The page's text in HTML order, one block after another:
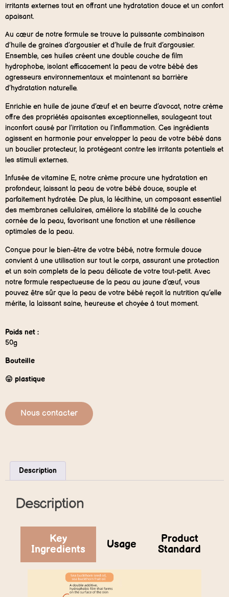
irritants externes tout en offrant une hydratation douce et un confort
apaisant.
Au cœur de notre formule se trouve la puissante combinaison
d’huile de graines d’argousier et d’huile de fruit d’argousier.
Ensemble, ces huiles créent une double couche de film
hydrophobe, isolant efficacement la peau de votre bébé des
agresseurs environnementaux et maintenant sa barrière
d’hydratation naturelle.
Enrichie en huile de jaune d’œuf et en beurre d’avocat, notre crème
offre des propriétés apaisantes exceptionnelles, soulageant tout
inconfort causé par l’irritation ou l’inflammation. Ces ingrédients
agissent en harmonie pour envelopper la peau de votre bébé dans
un bouclier protecteur, la protégeant contre les irritants potentiels et
les stimuli externes.
Infusée de vitamine E, notre crème procure une hydratation en
profondeur, laissant la peau de votre bébé douce, souple et
parfaitement hydratée. De plus, la lécithine, un composant essentiel
des membranes cellulaires, améliore la stabilité de la couche
cornée de la peau, favorisant une fonction et une résilience
optimales de la peau.
Conçue pour le bien-être de votre bébé, notre formule douce
convient à une utilisation sur tout le corps, assurant une protection
et un soin complets de la peau délicate de votre tout-petit. Avec
notre formule respectueuse de la peau au jaune d’œuf, vous
pouvez être sûr que la peau de votre bébé reçoit la nutrition qu’elle
mérite, la laissant saine, heureuse et choyée à tout moment.
Poids net :
50g
Bouteille
😛 plastique
Nous contacter
Description
Description
Key
Ingredients
Usage
Product
Standard